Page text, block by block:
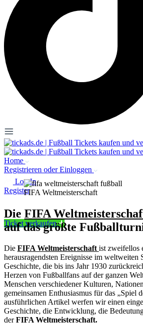
Home
Registrieren oder Einloggen
Log In
Register
Ticket verkaufen
FIFA Weltmeisterschaft
Die FIFA
auf das größte
Die FIFA Weltmeisterschaft ist zweifellos
herausragendsten Ereignisse im weltweiten
Geschichte, die bis ins Jahr 1930
Herzen von Fußballfans auf der ganzen
Menschen verschiedener Kulturen,
gemeinsamen Enthusiasmus für das „Spiel
ausführlichen Artikel werfen wir einen
Geschichte, die Entwicklung, die
derFIFA Weltmeisterschaft.